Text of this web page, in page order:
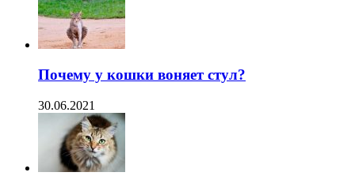
Почему у кошки воняет стул?
30.06.2021